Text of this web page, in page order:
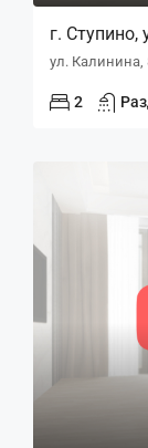
г. Ступино,
ул. Калинина,
2